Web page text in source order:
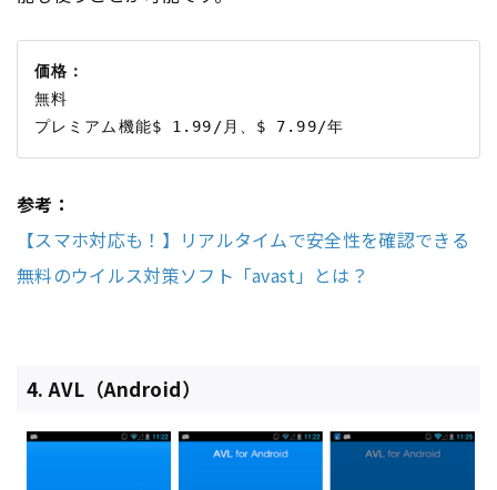
価格：
無料
参考：
【スマホ対応も！】リアルタイムで安全性を確認できる
無料のウイルス対策ソフト「avast」とは？
4. AVL（Android）